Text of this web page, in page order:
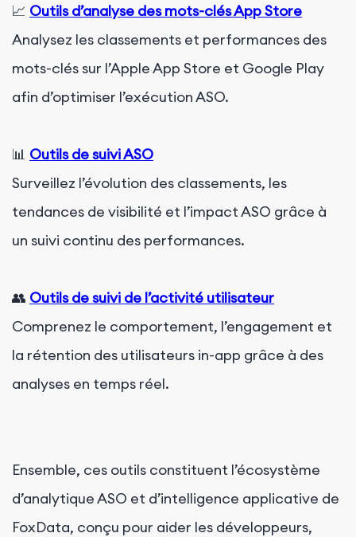
📈 Outils d’analyse des mots-clés App Store
Analysez les classements et performances des
mots-clés sur l’Apple App Store et Google Play
afin d’optimiser l’exécution ASO.
📊 Outils de suivi ASO
Surveillez l’évolution des classements, les
tendances de visibilité et l’impact ASO grâce à
un suivi continu des performances.
👥 Outils de suivi de l’activité utilisateur
Comprenez le comportement, l’engagement et
la rétention des utilisateurs in-app grâce à des
analyses en temps réel.
Ensemble, ces outils constituent l’écosystème
d’analytique ASO et d’intelligence applicative de
FoxData, conçu pour aider les développeurs,